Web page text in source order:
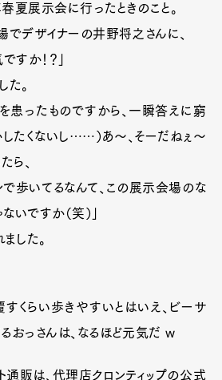
夏展示会に行ったときのこと。
でデザイナーの井野将之さんに、
すか！？」
た。
患ったものですから、一瞬答えに窮
したくないし……）あ〜、そーだねぇ〜
ら、
で歩いてるなんて、この展示会場のな
いですか（笑）」
した。
くらい歩きやすいとはいえ、ビーサ
おっさんは、なるほど元気だ w
通販は、代理店クロンティップの公式